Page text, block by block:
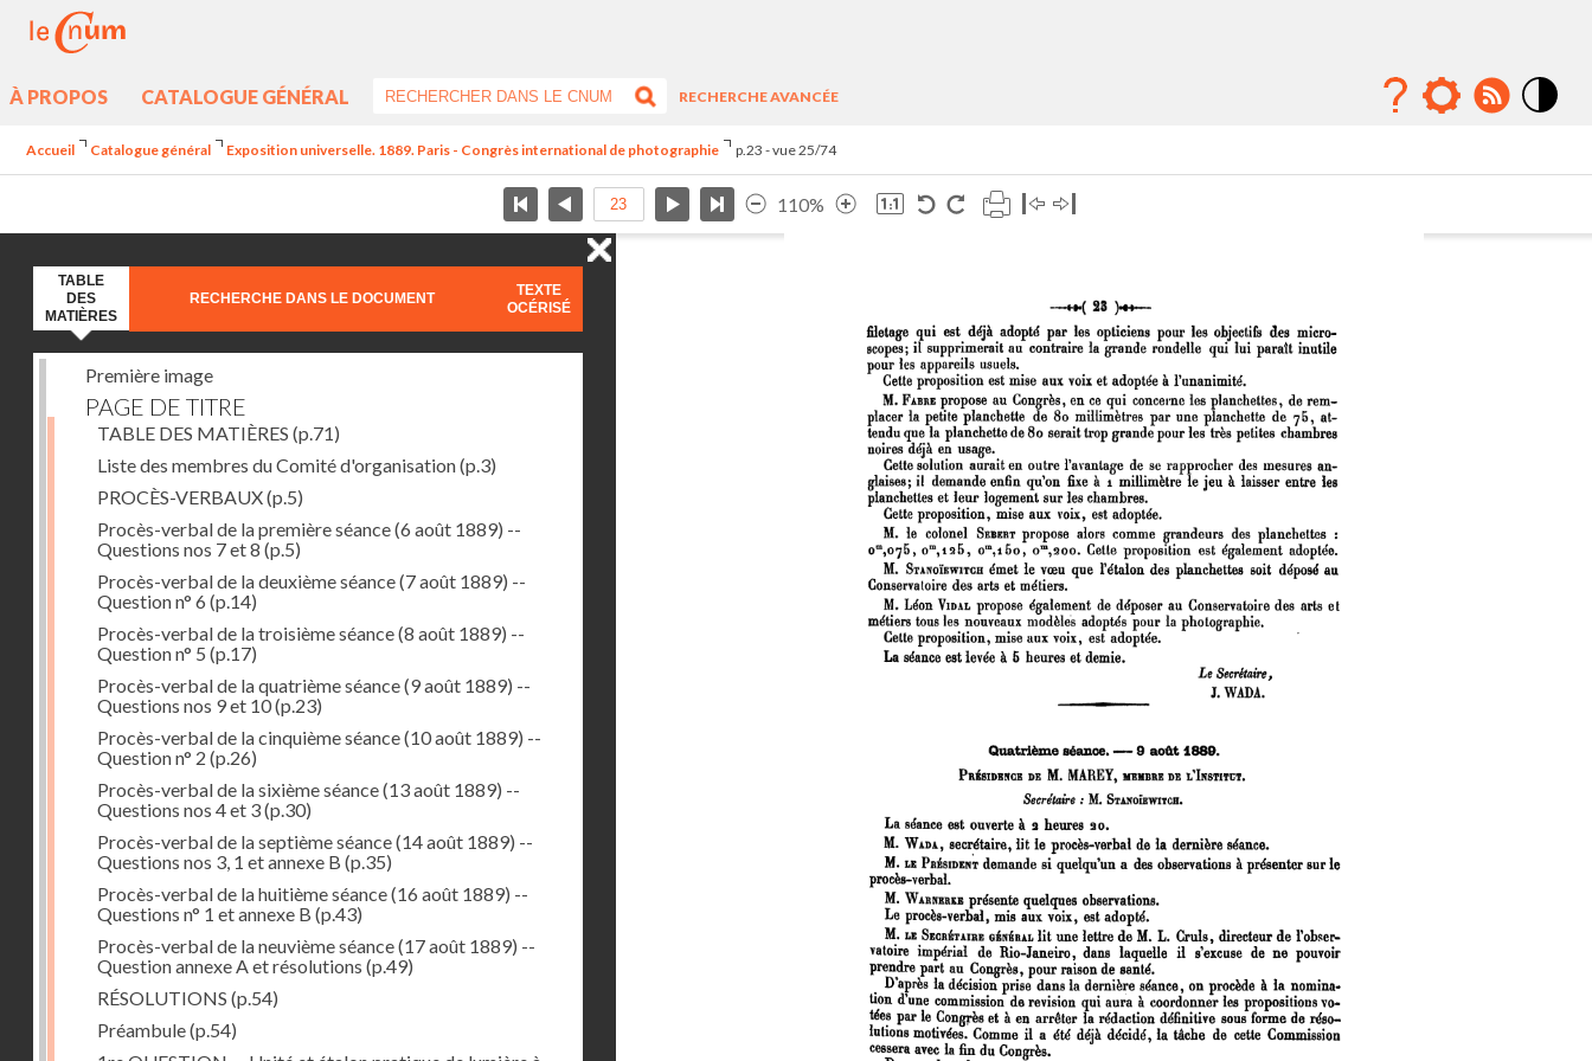
À PROPOS CATALOGUE GÉNÉRAL
RECHERCHE AVANCÉE
Accueil Catalogue général Exposition universelle. 1889. Paris - Congrès international de photographie p.23 - vue 25/74
110%
TABLE
DES
MATIÈRES
RECHERCHE DANS LE DOCUMENT
TEXTE
OCÉRISÉ
Première image
PAGE DE TITRE
TABLE DES MATIÈRES (p.71)
Liste des membres du Comité d'organisation(p.3)
PROCÈS-VERBAUX(p.5)
Procès-verbal de la première séance (6 août 1889) --
Questions nos 7 et 8 (p.5)
Procès-verbal de la deuxième séance (7 août 1889) --
Question n° 6 (p.14)
Procès-verbal de la troisième séance (8 août 1889) --
Question n° 5 (p.17)
Procès-verbal de la quatrième séance (9 août 1889) --
Questions nos 9 et 10(p.23)
Procès-verbal de la cinquième séance (10 août 1889) --
Question n° 2 (p.26)
Procès-verbal de la sixième séance (13 août 1889) --
Questions nos 4 et 3(p.30)
Procès-verbal de la septième séance (14 août 1889) --
Questions nos 3, 1 et annexe B (p.35)
Procès-verbal de la huitième séance (16 août 1889) --
Questions n° 1 et annexe B (p.43)
Procès-verbal de la neuvième séance (17 août 1889) --
Question annexe A et résolutions (p.49)
RÉSOLUTIONS (p.54)
Préambule(p.54)